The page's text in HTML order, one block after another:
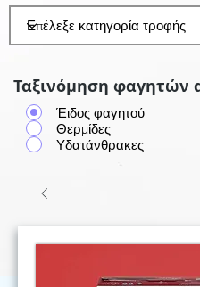
Ταξινόμηση φαγητών
Έιδος φαγητού
Θερμίδες
Υδατάνθρακες